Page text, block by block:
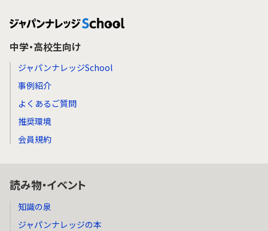
中学・高校生向け
ジャパンナレッジSchool
事例紹介
よくあるご質問
推奨環境
会員規約
読み物・イベント
知識の泉
ジャパンナレッジの本